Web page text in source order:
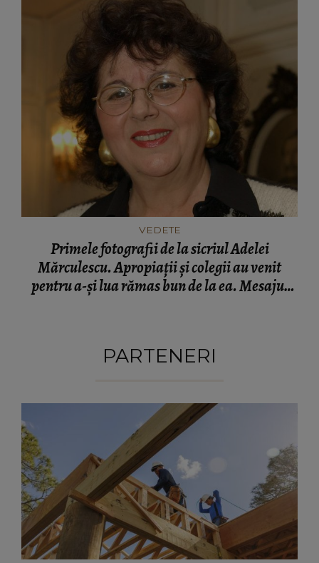
VEDETE
Primele fotografii de la sicriul Adelei
Mărculescu. Apropiații și colegii au venit
pentru a-și lua rămas bun de la ea. Mesajul
PARTENERI